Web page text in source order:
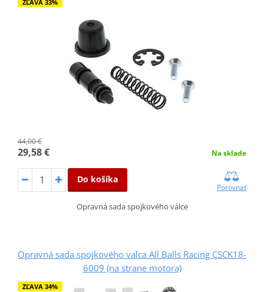
ZĽAVA 33%
44,00 €
29,58 € Na sklade
Do košíka
Porovnať
Opravná sada spojkového válce
Opravná sada spojkového valca All Balls Racing CSCK18-
6009 (na strane motora)
ZĽAVA 34%